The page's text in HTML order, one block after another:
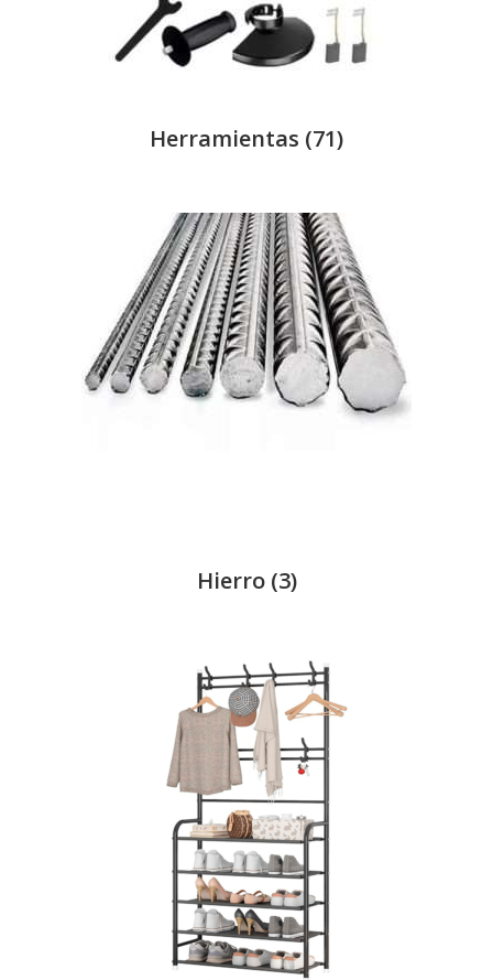
Herramientas (71)
Hierro (3)